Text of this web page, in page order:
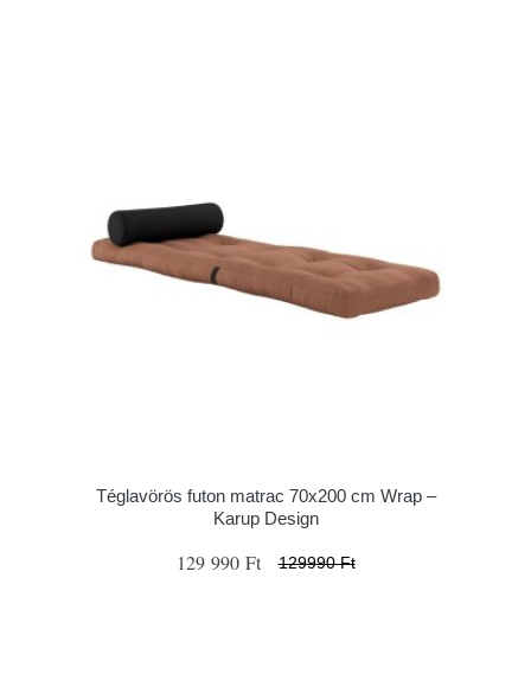
Téglavörös futon matrac 70x200 cm Wrap –
Karup Design
129 990 Ft 129990 Ft